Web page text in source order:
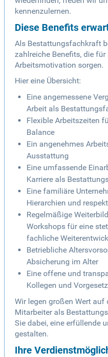
kennenzulernen.
Diese Benefits
Als Bestattungsfachkraft
zahlreiche Benefits, die
Arbeitsmotivation sorgen.
Hier eine Übersicht:
Eine angemessene
Arbeit als
Flexible Arbeitszeiten
Balance
Ein angenehmes
Ausstattung
Eine umfassende
Karriere als
Eine familiäre
Hierarchien und
Regelmäßige
Workshops für eine
fachliche
Betriebliche
Absicherung im Alter
Eine offene und
Kollegen und
Wir legen großen Wert
Mitarbeiter als
Sie dabei, eine erfüllende
gestalten.
Ihre